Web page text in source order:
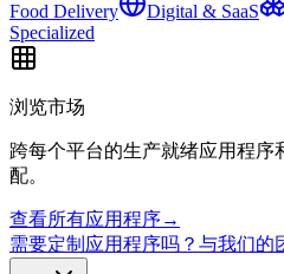
Food Delivery
Digital & SaaS
Specialized
浏览市场
跨每个平台的生产就绪应用程序
配。
查看所有应用程序→
需要定制应用程序吗？与我们的